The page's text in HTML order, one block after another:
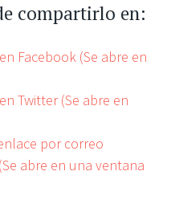
compartirlo en:
Facebook (Se abre en
Twitter (Se abre en
por correo
abre en una ventana